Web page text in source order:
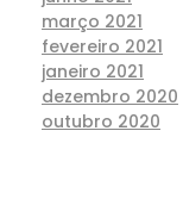
março 2021
fevereiro 2021
janeiro 2021
dezembro 2020
outubro 2020